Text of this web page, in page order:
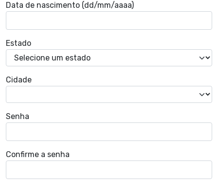
Data de nascimento (dd/mm/aaaa)
Estado
Cidade
Senha
Confirme a senha